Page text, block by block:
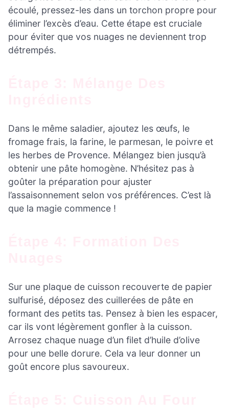
écoulé, pressez-les dans un torchon propre pour
éliminer l’excès d’eau. Cette étape est cruciale
pour éviter que vos nuages ne deviennent trop
détrempés.
Dans le même saladier, ajoutez les œufs, le
fromage frais, la farine, le parmesan, le poivre et
les herbes de Provence. Mélangez bien jusqu’à
obtenir une pâte homogène. N’hésitez pas à
goûter la préparation pour ajuster
l’assaisonnement selon vos préférences. C’est là
que la magie commence !
Sur une plaque de cuisson recouverte de papier
sulfurisé, déposez des cuillerées de pâte en
formant des petits tas. Pensez à bien les espacer,
car ils vont légèrement gonfler à la cuisson.
Arrosez chaque nuage d’un filet d’huile d’olive
pour une belle dorure. Cela va leur donner un
goût encore plus savoureux.